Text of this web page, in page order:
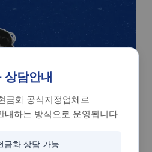
상담안내
금화 공식지정업체로
내하는 방식으로 운영됩니다
금화 상담 가능